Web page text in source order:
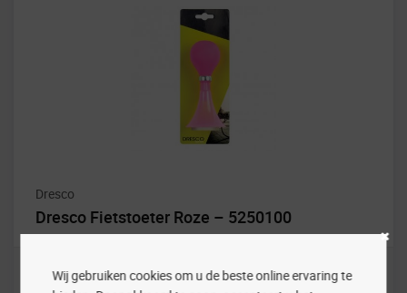
Dresco
Dresco Fietstoeter Roze – 5250100
Wij gebruiken cookies om u de beste online ervaring te